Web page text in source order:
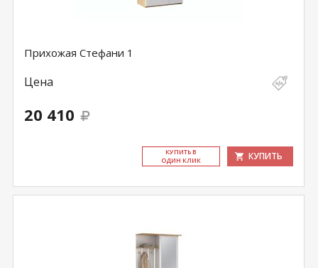
Прихожая Стефани 1
Цена
20 410
КУ­ПИТЬ В
ОДИН КЛИК
КУПИТЬ